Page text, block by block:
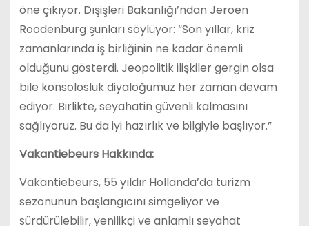
öne çıkıyor. Dışişleri Bakanlığı’ndan Jeroen
Roodenburg şunları söylüyor: “Son yıllar, kriz
zamanlarında iş birliğinin ne kadar önemli
olduğunu gösterdi. Jeopolitik ilişkiler gergin olsa
bile konsolosluk diyaloğumuz her zaman devam
ediyor. Birlikte, seyahatin güvenli kalmasını
sağlıyoruz. Bu da iyi hazırlık ve bilgiyle başlıyor.”
Vakantiebeurs Hakkında:
Vakantiebeurs, 55 yıldır Hollanda’da turizm
sezonunun başlangıcını simgeliyor ve
sürdürülebilir, yenilikçi ve anlamlı seyahat